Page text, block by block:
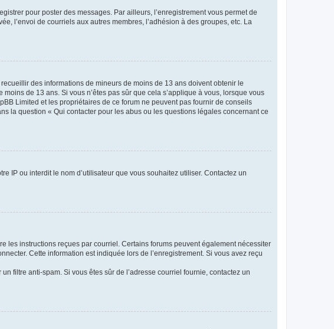
pour poster des messages. Par ailleurs, l’enregistrement vous permet de
l’envoi de courriels aux autres membres, l’adhésion à des groupes, etc. La
des informations de mineurs de moins de 13 ans doivent obtenir le
de 13 ans. Si vous n’êtes pas sûr que cela s’applique à vous, lorsque vous
Limited et les propriétaires de ce forum ne peuvent pas fournir de conseils
la question « Qui contacter pour les abus ou les questions légales concernant ce
IP ou interdit le nom d’utilisateur que vous souhaitez utiliser. Contactez un
les instructions reçues par courriel. Certains forums peuvent également nécessiter
Cette information est indiquée lors de l’enregistrement. Si vous avez reçu
filtre anti-spam. Si vous êtes sûr de l’adresse courriel fournie, contactez un